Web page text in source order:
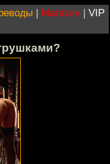
| Магазин | VIP